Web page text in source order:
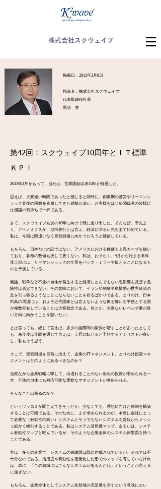
株式会社スクウェイブ
掲載日：2013年3月8日
執筆者：株式会社スクウェイブ
代表取締役社長
黒須 豊
第42回：スクウェイブ10周年とＩＴ標準
ＫＰＩ
2013年2月をもって、当社は、営業開始以来10年が経過した。
思えば、大変短い時間であったと感じると同時に、創業期の苦労やリーマンシ
ョック直後の困難を克服してきた感慨も深い。お客様をはじめ関係者の皆様に
は感謝の気持ちで一杯である。
さて、スクウェイブも次の10年に向けて既に走り出した。そんな折、幸先よ
く、アベノミクスが、期待先行とは言え、経済に明るい光をあて始めている。
私は、今回は間違いなく景気回復に向かうだろうと確信している。
もちろん、日本だけの話ではない。アメリカにおける株価も上昇カーブを描い
ており、各種の数値も決して悪くない。私は、おそらく、4月から始まる来年
度上期には、リーマンショックの全景をバック・ミラーで捉えることになるも
のと予測している。
無論、戦争など不測の自体が発生すると経済にとんでもない悪影響を及ぼす危
険性は否定できない。その意味において、イランや朝鮮半島情勢が世界経済の
足を引っ張るようなことにならないことを祈るばかりである。とりわけ、日本
列島の周辺には、およそ近代国家とは言えないような振る舞いを平然とする国
が複数存在していることは大変残念である。何とか、大過ないレベルで事が良
い方向に向かうことを願いたい。
とは言っても、総じて言えば、多少の国際間の緊張が増すことがあったとして
も、来年度は年間を通じて言えば、上昇に転じると予想するアナリストが多い
し、私もそう思う。
そこで、景気回復を目前に控えて、企業のITマネジメント、とりわけ投資マネ
ジメントはどのようにあるべきなのか？
当然ながら企業戦略に即して、出遅れることのない攻めの投資が求められる一
方、不測の自体にも対応可能な柔軟なマネジメントが求められる。
そんなこと出来るのか？
というツッコミが聞こえてきそうだが、少なくても、理想に向けた体制を構築
することは可能である。そのために、まず求められるのが、本当に会社にとっ
て必要な（有効性の高い）システムとそうでもないシステムを普段からメッシ
ュ細かく峻別することである。私はシステム活用度マップ、あるいは、システ
ム有効性マップと呼んでいるが、そのような企業全体のシステム体型図を持つ
ことである。
実は、多くの企業で、システムの俯瞰図は既に作成されているが、それでは不
十分なのである。活用度や有効性を定量化した形でのマップを有していなけれ
ば、単に、「この領域にはこんなシステムがあるんだね」ということが言える
に過ぎない。
もちろん、企業全体としてシステム化領域の充足度を示すという意味におい